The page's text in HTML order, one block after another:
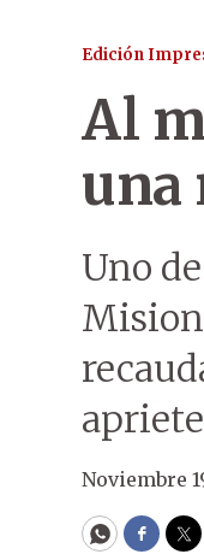
Edición
Al
una
Uno
Noviembre